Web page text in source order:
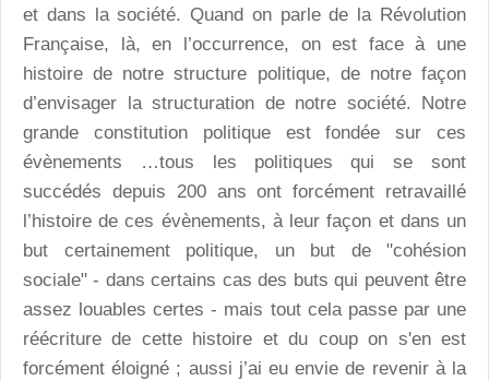
et dans la société. Quand on parle de la Révolution
Française, là, en l’occurrence, on est face à une
histoire de notre structure politique, de notre façon
d’envisager la structuration de notre société. Notre
grande constitution politique est fondée sur ces
évènements …tous les politiques qui se sont
succédés depuis 200 ans ont forcément retravaillé
l’histoire de ces évènements, à leur façon et dans un
but certainement politique, un but de "cohésion
sociale" - dans certains cas des buts qui peuvent être
assez louables certes - mais tout cela passe par une
réécriture de cette histoire et du coup on s'en est
forcément éloigné ; aussi j’ai eu envie de revenir à la